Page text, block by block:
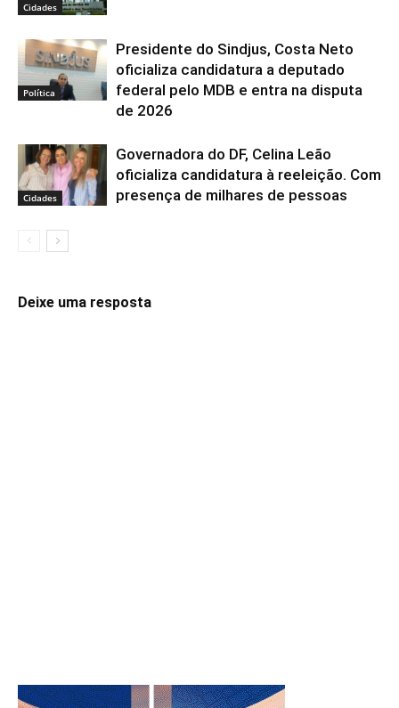
Cidades
Política
Presidente do Sindjus, Costa Neto
oficializa candidatura a deputado
federal pelo MDB e entra na disputa
de 2026
Cidades
Governadora do DF, Celina Leão
oficializa candidatura à reeleição. Com
presença de milhares de pessoas
Deixe uma resposta